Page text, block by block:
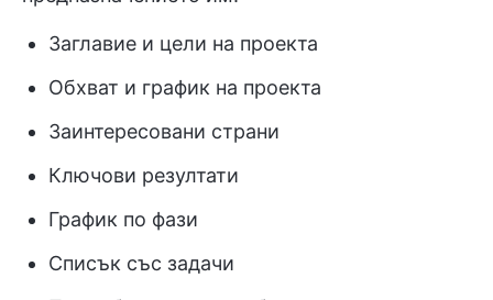
Заглавие и цели на проекта
Обхват и график на проекта
Заинтересовани страни
Ключови резултати
График по фази
Списък със задачи